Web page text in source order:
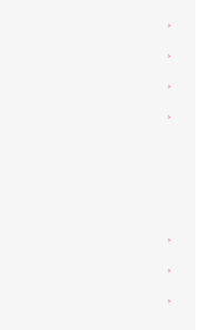
›
›
›
›
›
›
›